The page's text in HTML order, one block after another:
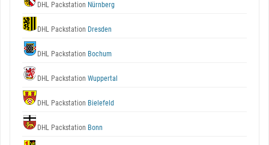
DHL Packstation Nürnberg
DHL Packstation Dresden
DHL Packstation Bochum
DHL Packstation Wuppertal
DHL Packstation Bielefeld
DHL Packstation Bonn